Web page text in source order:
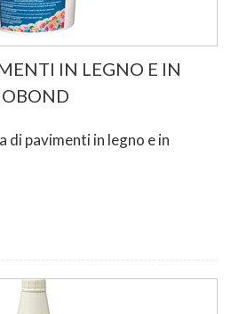
IN LEGNO E IN
di pavimenti in legno e in